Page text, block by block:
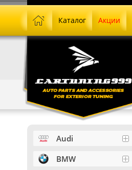
Каталог Акции
Audi
BMW